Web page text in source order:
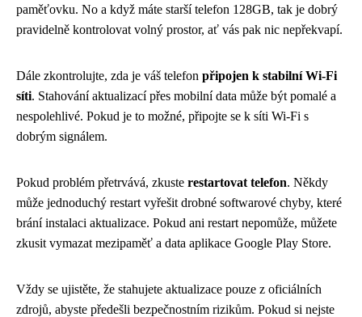
paměťovku. No a když máte starší telefon 128GB, tak je dobrý
pravidelně kontrolovat volný prostor, ať vás pak nic nepřekvapí.
Dále zkontrolujte, zda je váš telefon připojen k stabilní Wi-Fi
síti. Stahování aktualizací přes mobilní data může být pomalé a
nespolehlivé. Pokud je to možné, připojte se k síti Wi-Fi s
dobrým signálem.
Pokud problém přetrvává, zkuste restartovat telefon. Někdy
může jednoduchý restart vyřešit drobné softwarové chyby, které
brání instalaci aktualizace. Pokud ani restart nepomůže, můžete
zkusit vymazat mezipaměť a data aplikace Google Play Store.
Vždy se ujistěte, že stahujete aktualizace pouze z oficiálních
zdrojů, abyste předešli bezpečnostním rizikům. Pokud si nejste